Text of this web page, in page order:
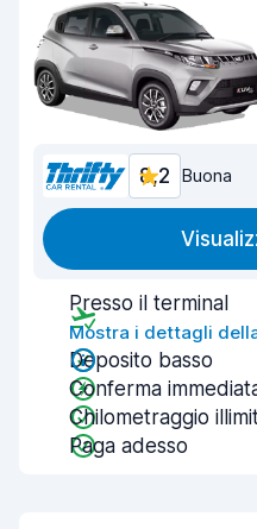
8,2 Buona
Presso il terminal
Mostra i dettagli
Deposito basso
Conferma
Chilometraggio
Paga adesso